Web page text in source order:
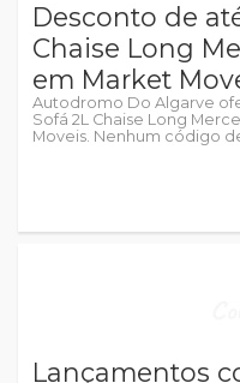
Desconto de
Chaise Long
em Market
Autodromo Do Algarve
Sofá 2L Chaise Long
Moveis. Nenhum código
Lançamentos